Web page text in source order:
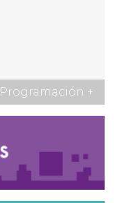
Programación +